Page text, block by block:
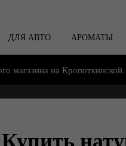
ДЛЯ АВТО АРОМАТЫ
на Кропоткинской.